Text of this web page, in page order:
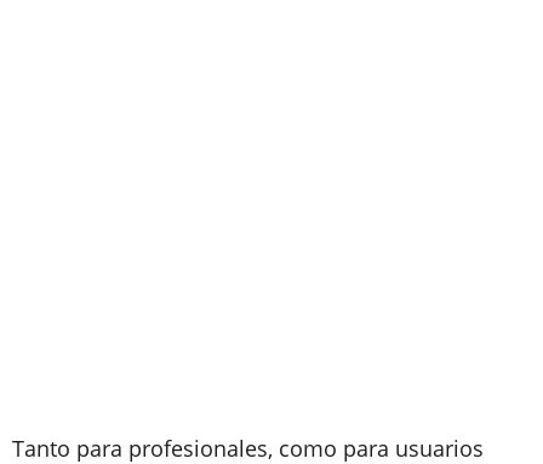
Tanto para profesionales, como para usuarios